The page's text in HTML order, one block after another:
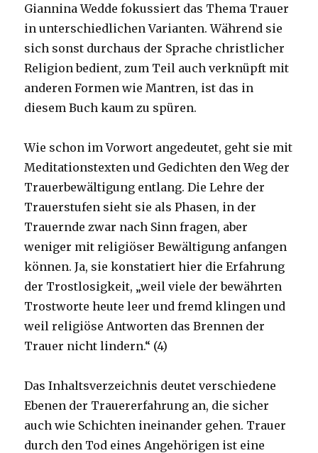
Giannina Wedde fokussiert das Thema Trauer
in unterschiedlichen Varianten. Während sie
sich sonst durchaus der Sprache christlicher
Religion bedient, zum Teil auch verknüpft mit
anderen Formen wie Mantren, ist das in
diesem Buch kaum zu spüren.
Wie schon im Vorwort angedeutet, geht sie mit
Meditationstexten und Gedichten den Weg der
Trauerbewältigung entlang. Die Lehre der
Trauerstufen sieht sie als Phasen, in der
Trauernde zwar nach Sinn fragen, aber
weniger mit religiöser Bewältigung anfangen
können. Ja, sie konstatiert hier die Erfahrung
der Trostlosigkeit, „weil viele der bewährten
Trostworte heute leer und fremd klingen und
weil religiöse Antworten das Brennen der
Trauer nicht lindern.“ (4)
Das Inhaltsverzeichnis deutet verschiedene
Ebenen der Trauererfahrung an, die sicher
auch wie Schichten ineinander gehen. Trauer
durch den Tod eines Angehörigen ist eine